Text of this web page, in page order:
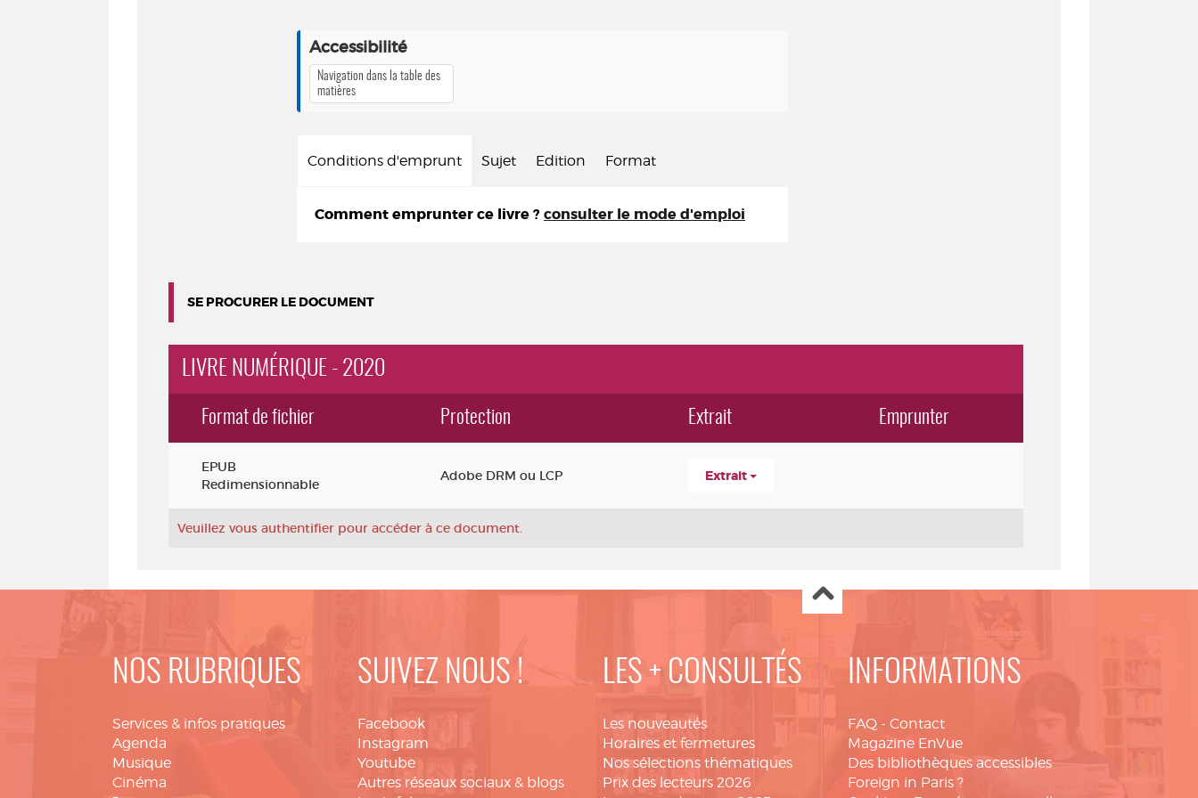
Accessibilité
Navigation dans la table des
matières
Conditions d'emprunt Sujet Edition Format
Comment emprunter ce livre ? consulter le mode d'emploi
SE PROCURER LE DOCUMENT
LIVRE NUMÉRIQUE - 2020
Format de fichier Protection Extrait Emprunter
EPUB
Redimensionnable
Adobe DRM ou LCP Extrait
Veuillez vous authentifier pour accéder à ce document.
NOS RUBRIQUES
Services & infos pratiques
Agenda
Musique
Cinéma
SUIVEZ NOUS !
Facebook
Instagram
Youtube
Autres réseaux sociaux & blogs
LES + CONSULTÉS
Les nouveautés
Horaires et fermetures
Nos sélections thématiques
Prix des lecteurs 2026
INFORMATIONS
FAQ - Contact
Magazine EnVue
Des bibliothèques accessibles
Foreign in Paris ?